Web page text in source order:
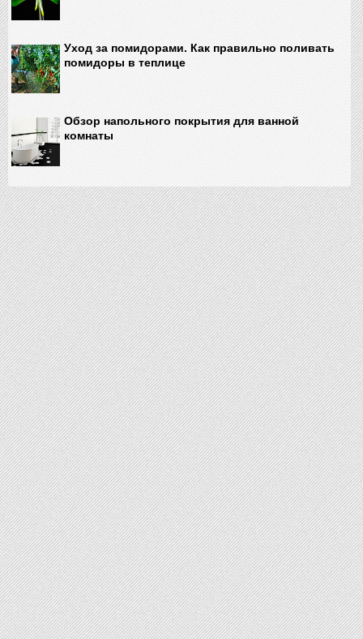
Уход за помидорами. Как правильно поливать
помидоры в теплице
Обзор напольного покрытия для ванной
комнаты